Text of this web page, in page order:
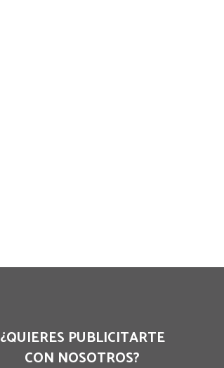
¿QUIERES PUBLICITARTE
CON NOSOTROS?